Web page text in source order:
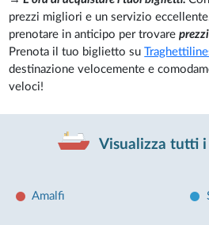
prezzi migliori e un servizio
prenotare in anticipo per trovare
Prenota il tuo biglietto su
destinazione velocemente e
veloci!
Visualizza tutti
Amalfi